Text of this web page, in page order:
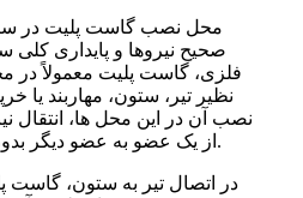
محل نصب گاست پلیت در
صحیح نیروها و پایداری کلی
فلزی، گاست پلیت معمولاً در
نظیر تیر، ستون، مهاربند
نصب آن در این محل‌ ها،
از یک عضو به عضو دیگر بدون ایجاد تمرکز تنش است.
در اتصال تیر به ستون، گاست